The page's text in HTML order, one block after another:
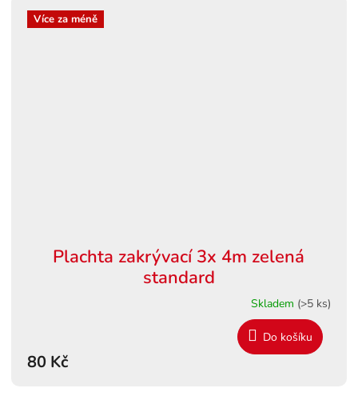
Více za méně
Plachta zakrývací 3x 4m zelená
standard
Skladem (>5 ks)
80 Kč
Do košíku